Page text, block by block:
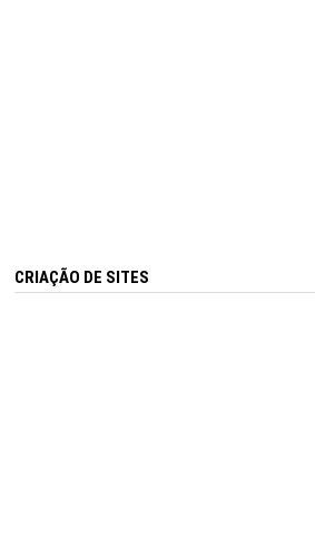
CRIAÇÃO DE SITES